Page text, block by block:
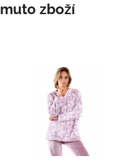
zboží